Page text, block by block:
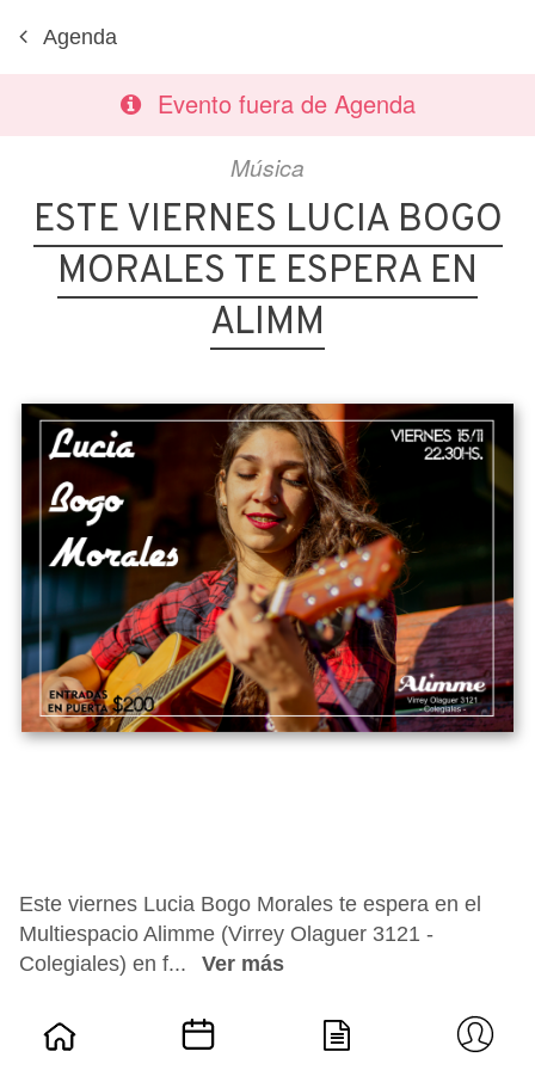
Agenda
Evento fuera de Agenda
Música
ESTE VIERNES LUCIA BOGO
MORALES TE ESPERA EN
ALIMM
Este viernes Lucia Bogo Morales te espera en el
Multiespacio Alimme (Virrey Olaguer 3121 -
Colegiales) en f...
Ver más